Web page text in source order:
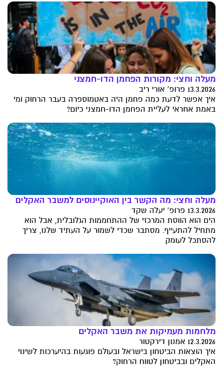
מעלה וחצי: מקורות הפחמן הדו-חמצני
13.3.2026 פרופ' אורי ריב
איך אפשר לדעת כמה פחמן היה באטמוספרה בעבר הרחוק ומי
באמת אחראי לעליית הפחמן הדו-חמצני כיום?
מעלה וחצי: מה הקשר בין האוקיינוסים למשבר האקלים
13.3.2026 פרופ' יעלה שקד
הים הוא הווסת המרכזי של ההתחממות הגלובלית, אבל הוא
מתחיל להתעייף. מסתבר שכדי לשמור על העתיד שלנו, צריך
להסתכל לעומק
מלחמות מעמיקות את משבר האקלים
12.3.2026 אמנון דירקטור
איך הוצאות הביטחון בישראל ובעולם פוגעות בהיערכות לשינוי
האקלים ובביטחון לטווח הרחוק?